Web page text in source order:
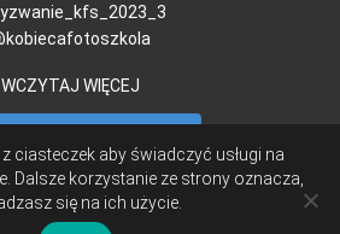
WCZYTAJ WIĘCEJ
| CREATED BYMONIKA ROSA
ciasteczek aby świadczyć usługi na
Dalsze korzystanie ze strony oznacza,
się na ich użycie.